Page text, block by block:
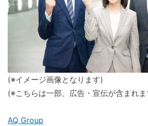
(※イメージ画像となります)
(※こちらは一部、広告・宣伝が含まれま
AQ Group